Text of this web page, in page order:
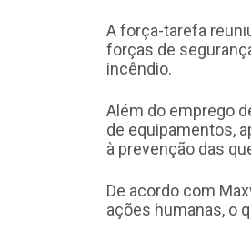
A força-tarefa
forças de
incêndio.
Além do emprego
de equipamentos,
à prevenção das
De acordo com
ações humanas, o